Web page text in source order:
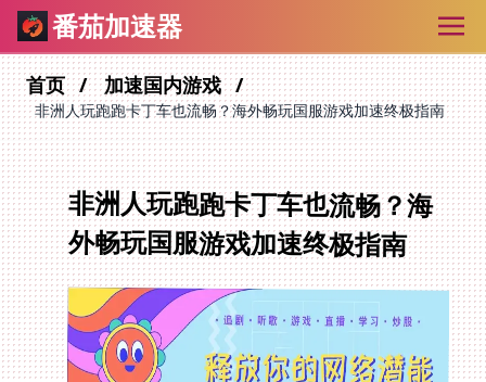
番茄加速器
首页 加速国内游戏
非洲人玩跑跑卡丁车也流畅？海外畅玩国服游戏加速终极指南
非洲人玩跑跑卡丁车也流畅？海
外畅玩国服游戏加速终极指南